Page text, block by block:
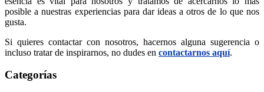
posible a nuestras experiencias para dar ideas a otros de lo que nos
gusta.
Si quieres contactar con nosotros, hacernos alguna sugerencia o
incluso tratar de inspirarnos, no dudes en contactarnos aquí.
Categorías